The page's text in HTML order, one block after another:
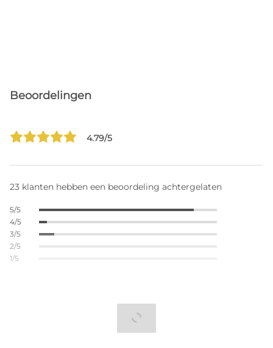
Beoordelingen
4.79/5
23 klanten hebben een beoordeling achtergelaten
5/5
4/5
3/5
2/5
1/5